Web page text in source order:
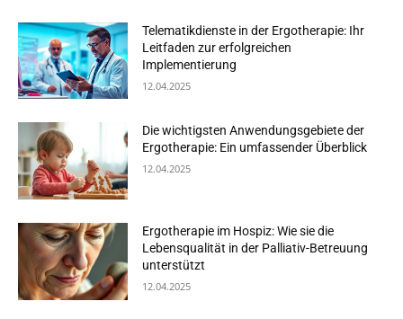
Telematikdienste in der Ergotherapie: Ihr
Leitfaden zur erfolgreichen
Implementierung
12.04.2025
Die wichtigsten Anwendungsgebiete der
Ergotherapie: Ein umfassender Überblick
12.04.2025
Ergotherapie im Hospiz: Wie sie die
Lebensqualität in der Palliativ-Betreuung
unterstützt
12.04.2025